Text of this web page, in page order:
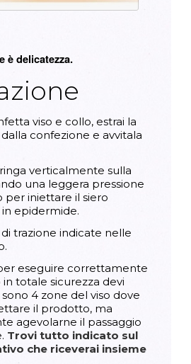
è delicatezza.
viso e collo, estrai la
confezione e avvitala
verticalmente sulla
una leggera pressione
per iniettare il siero
epidermide.
trazione indicate nelle
eseguire correttamente
totale sicurezza devi
4 zone del viso dove
il prodotto, ma
agevolarne il passaggio
Trovi tutto indicato sul
che riceverai insieme